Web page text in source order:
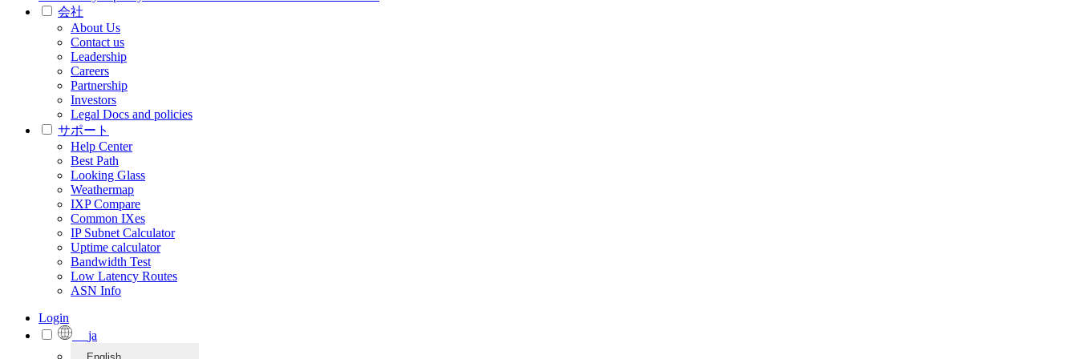
会社
About Us
Contact us
Leadership
Careers
Partnership
Investors
Legal Docs and policies
サポート
Help Center
Best Path
Looking Glass
Weathermap
IXP Compare
Common IXes
IP Subnet Calculator
Uptime calculator
Bandwidth Test
Low Latency Routes
ASN Info
Login
ja